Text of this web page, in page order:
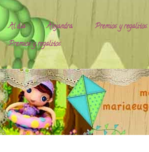
Al día Alejandra. Premios y regalitos.
Premios y regalitos.